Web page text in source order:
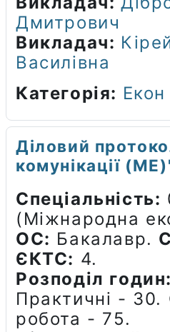
Дмитрович
Викладач:
Василівна
Категорія: Екон
Діловий
комунікації (МЕ)'
Спеціальність:
(Міжнародна
ОС: Бакалавр.
ЄКТС: 4.
Розподіл годин:
Практичні - 30.
робота - 75.